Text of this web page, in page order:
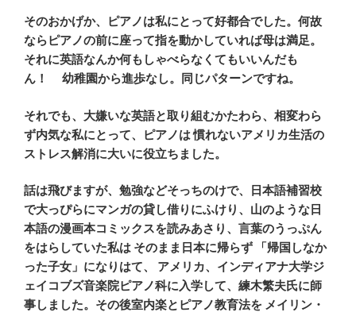
そのおかげか、ピアノは私にとって好都合でした。何故
ならピアノの前に座って指を動かしていれば母は満足。
それに英語なんか何もしゃべらなくてもいいんだも
ん！
幼稚園から進歩なし。同じパターンですね。
それでも、大嫌いな英語と取り組むかたわら、相変わら
ず内気な私にとって、ピアノは慣れないアメリカ生活の
ストレス解消に大いに役立ちました。
話は飛びますが、勉強などそっちのけで、日本語補習校
で大っぴらにマンガの貸し借りにふけり、山のような日
本語の漫画本コミックスを読みあさり、言葉のうっぷん
をはらしていた私は そのまま日本に帰らず
「帰国しなか
った子女」になりはて、 アメリカ、インディアナ大学ジ
ェイコブズ音楽院ピアノ科に入学して、練木繁夫氏に師
事しました。その後室内楽とピアノ教育法を メイリン・